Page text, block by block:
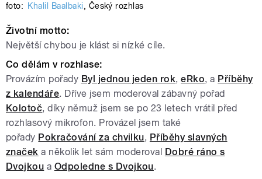
foto: Khalil Baalbaki, Český rozhlas
Životní motto:
Největší chybou je klást si nízké cíle.
Co dělám v rozhlase:
Provázím pořady Byl jednou jeden rok, eRko, a Příběhy
z kalendáře. Dříve jsem moderoval zábavný pořad
Kolotoč, díky němuž jsem se po 23 letech vrátil před
rozhlasový mikrofon. Provázel jsem také
pořady Pokračování za chvilku, Příběhy slavných
značek a několik let sám moderoval Dobré ráno s
Dvojkou a Odpoledne s Dvojkou.